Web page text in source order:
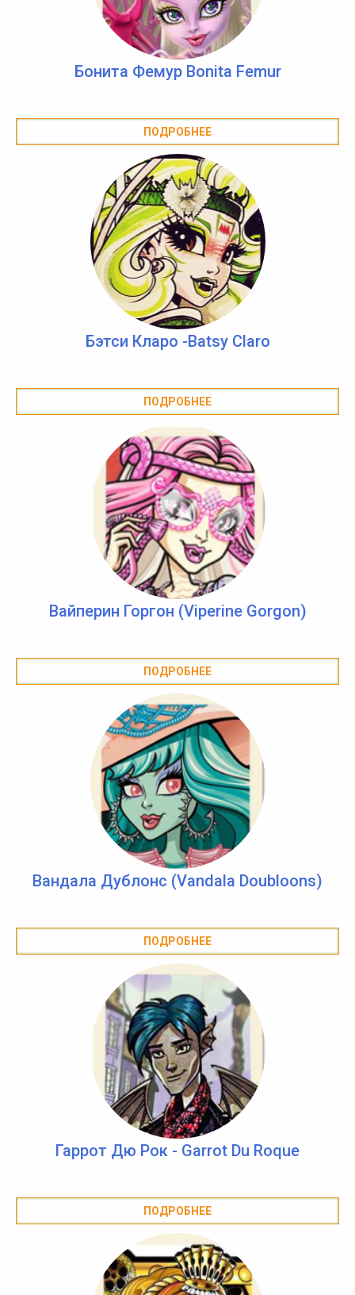
Бонита Фемур Bonita Femur
ПОДРОБНЕЕ
Бэтси Кларо -Batsy Claro
ПОДРОБНЕЕ
Вайперин Горгон (Viperine Gorgon)
ПОДРОБНЕЕ
Вандала Дублонс (Vandala Doubloons)
ПОДРОБНЕЕ
Гаррот Дю Рок - Garrot Du Roque
ПОДРОБНЕЕ